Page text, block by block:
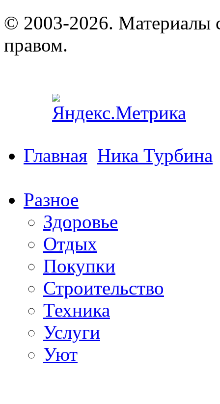
© 2003-2026. Материалы
правом.
Главная Ника Турбина
Разное
Здоровье
Отдых
Покупки
Строительство
Техника
Услуги
Уют